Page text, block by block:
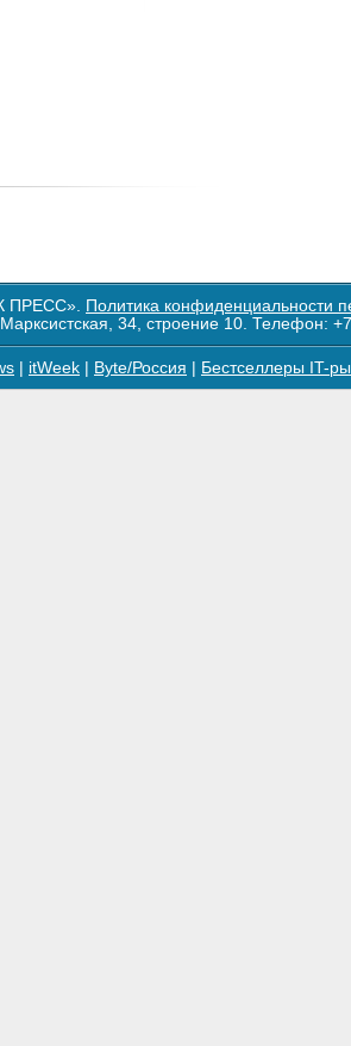
ПРЕСС». Политика конфиденциальности
34, строение 10. Телефон:
itWeek Byte/Россия Бестселлеры IT-